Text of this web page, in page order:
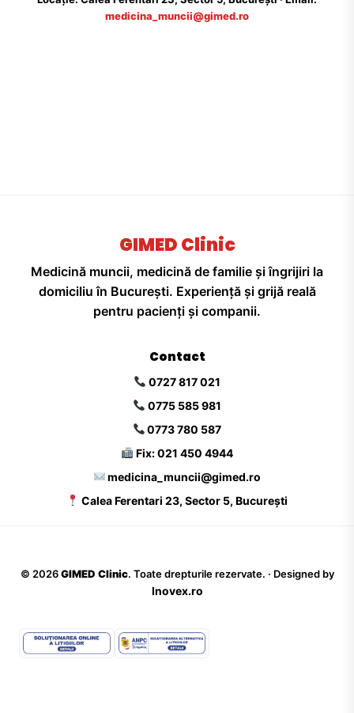
medicina_muncii@gimed.ro
GIMED Clinic
Medicină muncii, medicină de familie și îngrijiri la
domiciliu în București. Experiență și grijă reală
pentru pacienți și companii.
Contact
0727 817 021
0775 585 981
0773 780 587
Fix: 021 450 4944
medicina_muncii@gimed.ro
Calea Ferentari 23, Sector 5, București
© 2026 GIMED Clinic. Toate drepturile rezervate. · Designed by
Inovex.ro